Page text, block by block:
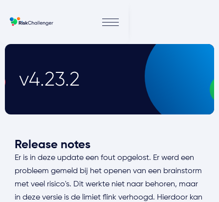
v4.23.2
Release notes
Er is in deze update een fout opgelost. Er werd een
probleem gemeld bij het openen van een brainstorm
met veel risico's. Dit werkte niet naar behoren, maar
in deze versie is de limiet flink verhoogd. Hierdoor kan